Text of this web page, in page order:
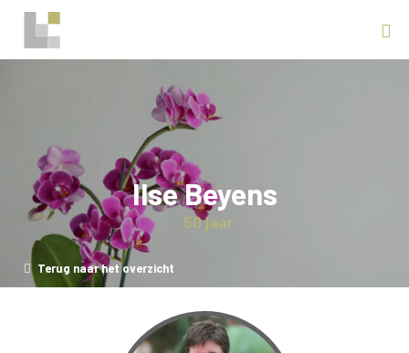
Ilse Beyens
50 jaar
Terug naar het overzicht